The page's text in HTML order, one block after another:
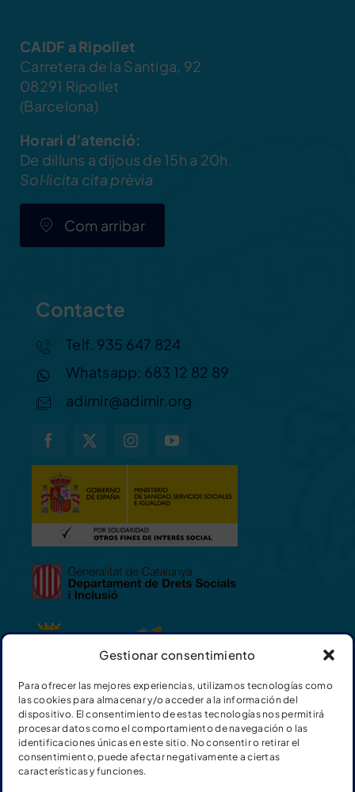
Gestionar consentimiento
Para ofrecer las mejores experiencias, utilizamos tecnologías como
las cookies para almacenar y/o acceder a la información del
dispositivo. El consentimiento de estas tecnologías nos permitirá
procesar datos como el comportamiento de navegación o las
identificaciones únicas en este sitio. No consentir o retirar el
consentimiento, puede afectar negativamente a ciertas
características y funciones.
CAIDF a Ripollet
Carretera de la Santiga, 92
08291 Ripollet
(Barcelona)
Horari d’atenció:
De dilluns a dijous de 15h a 20h.
Sol·licita cita prèvia
Com arribar
Contacte
Telf. 935 647 824
Whatsapp: 683 12 82 89
adimir@adimir.org